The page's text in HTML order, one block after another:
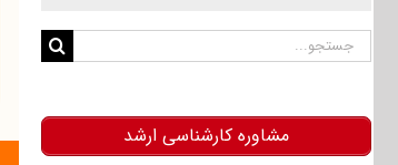
جستجو
مشاوره کارشناسی ارشد